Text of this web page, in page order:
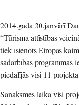
2014.gada 30.janvārī
“Tūrisma attīstības
tiek īstenots Eiropas
sadarbības programmas
piedalījās visi 11
Sanāksmes laikā visi